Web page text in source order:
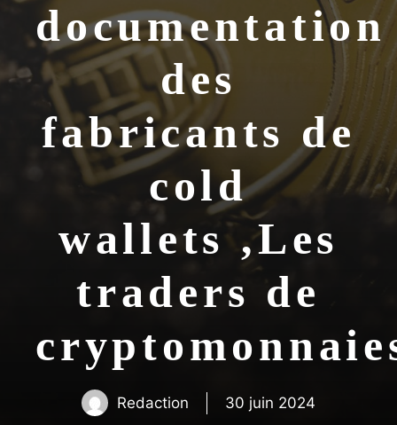
documentation
des
fabricants de
cold
wallets ,Les
traders de
Redaction 30 juin 2024